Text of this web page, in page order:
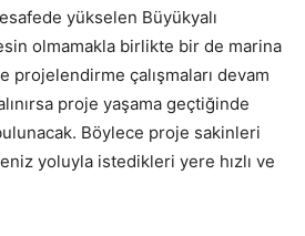
yükselen Büyükyalı
olmamakla birlikte bir de marina
projelendirme çalışmaları devam
proje yaşama geçtiğinde
Böylece proje sakinleri
yoluyla istedikleri yere hızlı ve